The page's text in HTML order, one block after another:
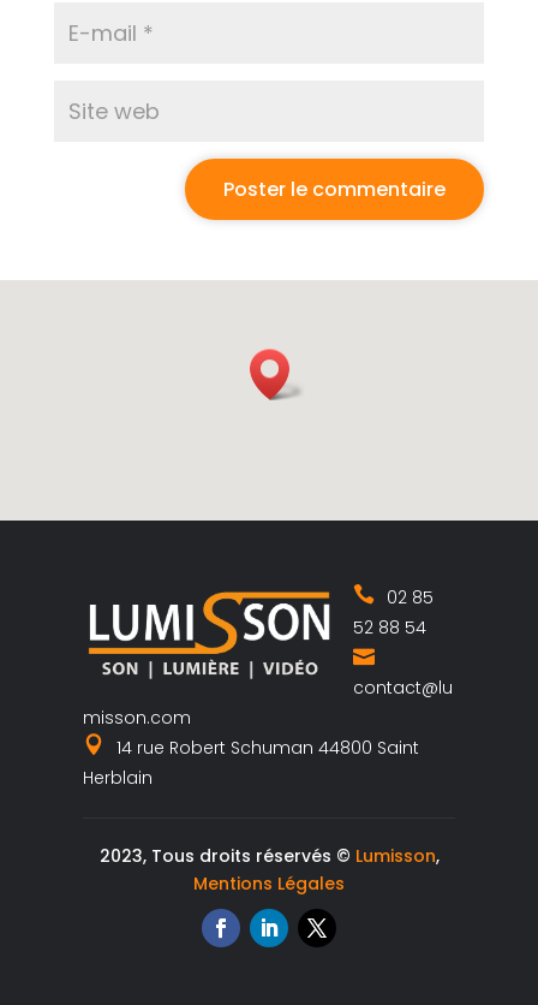
02 85
52 88 54
contact@lu
misson.com
14 rue Robert Schuman 44800 Saint
Herblain
2023, Tous droits réservés © Lumisson,
Mentions Légales